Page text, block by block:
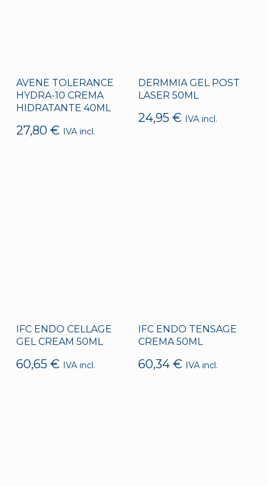
AVENE TOLERANCE
HYDRA-10 CREMA
HIDRATANTE 40ML
27,80 € IVA incl.
DERMMIA GEL POST
LASER 50ML
24,95€ IVA incl.
IFC ENDO CELLAGE
GEL CREAM 50ML
60,65 € IVA incl.
IFC ENDO TENSAGE
CREMA 50ML
60,34€ IVA incl.